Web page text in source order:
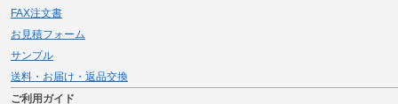
FAX注文書
お見積フォーム
サンプル
送料・お届け・返品交換
ご利用ガイド